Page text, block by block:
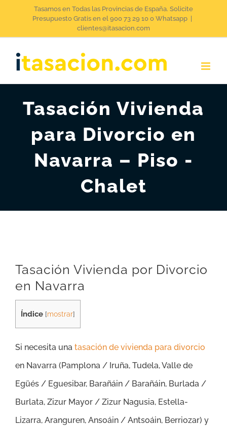
Tasamos en Todas las Provincias de España. Solicite
Presupuesto Gratis en el 900 73 29 10 o Whatsapp
clientes@itasacion.com
Tasación Vivienda
para Divorcio en
Navarra – Piso -
Chalet
Tasación Vivienda por Divorcio
en Navarra
Índice [mostrar]
Si necesita una tasación de vivienda para divorcio
en Navarra (Pamplona / Iruña, Tudela, Valle de
Egüés / Eguesibar, Barañáin / Barañáin, Burlada /
Burlata, Zizur Mayor / Zizur Nagusia, Estella-
Lizarra, Aranguren, Ansoáin / Antsoáin, Berriozar) y